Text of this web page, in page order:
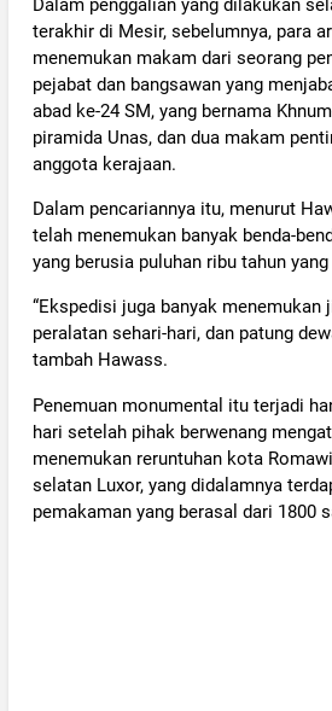
Dalam penggalian yang dilakukan
terakhir di Mesir, sebelumnya, para
menemukan makam dari seorang
pejabat dan bangsawan yang
abad ke-24 SM, yang bernama
piramida Unas, dan dua makam
anggota kerajaan.
Dalam pencariannya itu, menurut
telah menemukan banyak benda-
yang berusia puluhan ribu tahun
“Ekspedisi juga banyak menemukan
peralatan sehari-hari, dan patung
tambah Hawass.
Penemuan monumental itu terjadi
hari setelah pihak berwenang
menemukan reruntuhan kota
selatan Luxor, yang didalamnya
pemakaman yang berasal dari 1800